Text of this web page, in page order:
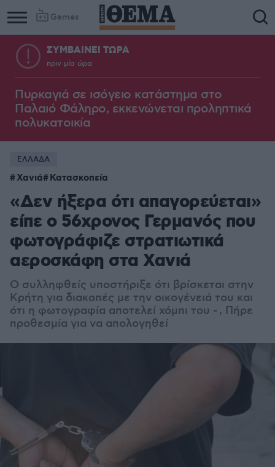
Games
ΣΥΜΒΑΙΝΕΙ ΤΩΡΑ
πριν μία ώρα
Πυρκαγιά σε ισόγειο κατάστημα στο
Παλαιό Φάληρο, εκκενώνεται προληπτικά
πολυκατοικία
ΕΛΛΑΔΑ
Χανιά Κατασκοπεία
«Δεν ήξερα ότι απαγορεύεται»
είπε ο 56χρονος Γερμανός που
φωτογράφιζε στρατιωτικά
αεροσκάφη στα Χανιά
Ο συλληφθείς υποστήριξε ότι βρίσκεται στην
Κρήτη για διακοπές με την οικογένειά του και
ότι η φωτογραφία αποτελεί χόμπι του - , Πήρε
προθεσμία για να απολογηθεί